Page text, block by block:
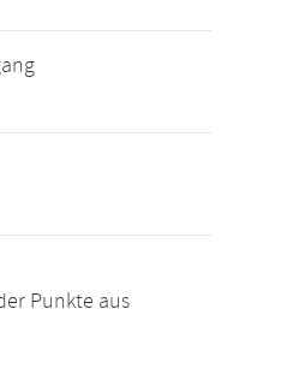
Punkte aus